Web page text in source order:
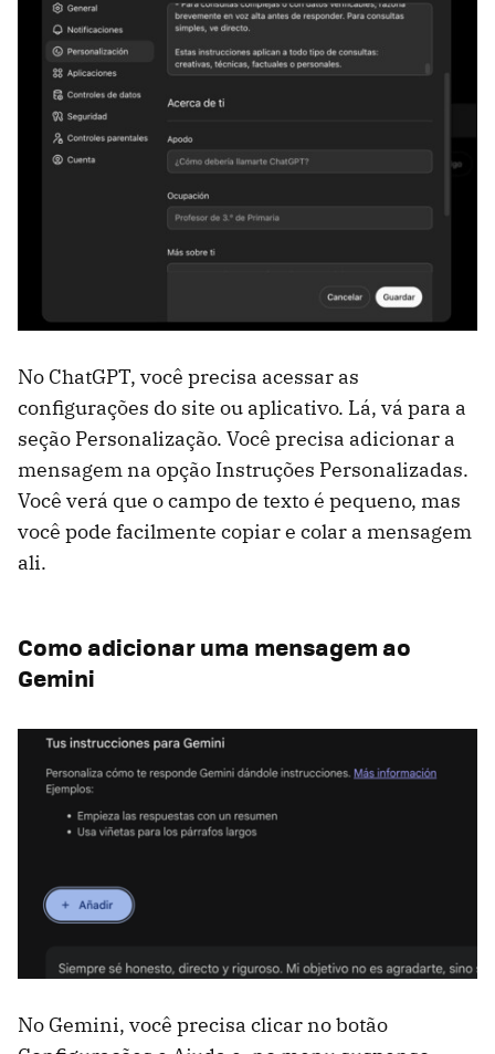
No ChatGPT, você precisa acessar as
configurações do site ou aplicativo. Lá, vá para a
seção Personalização. Você precisa adicionar a
mensagem na opção Instruções Personalizadas.
Você verá que o campo de texto é pequeno, mas
você pode facilmente copiar e colar a mensagem
ali.
Como adicionar uma mensagem ao
Gemini
No Gemini, você precisa clicar no botão